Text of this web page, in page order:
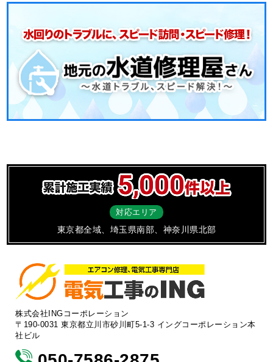
対応エリア
東京都全域、埼玉県南部、神奈川県北部
株式会社INGコーポレーション
〒190-0031 東京都立川市砂川町5-1-3 イングコーポレーション本
社ビル